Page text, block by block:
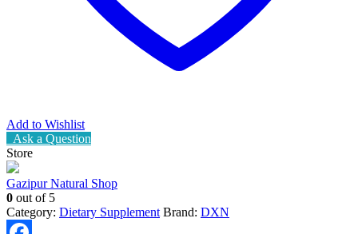
Add to Wishlist
Ask a Question
Store
Gazipur Natural Shop
0 out of 5
Category: Dietary Supplement Brand: DXN